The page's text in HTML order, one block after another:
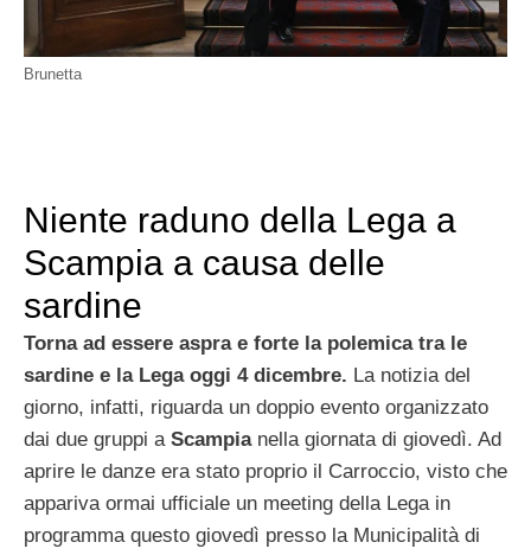
Brunetta
Niente raduno della Lega a
Scampia a causa delle
sardine
Torna ad essere aspra e forte la polemica tra le
sardine e la Lega oggi 4 dicembre. La notizia del
giorno, infatti, riguarda un doppio evento organizzato
dai due gruppi a Scampianella giornata di giovedì. Ad
aprire le danze era stato proprio il Carroccio, visto che
appariva ormai ufficiale un meeting della Lega in
programma questo giovedì presso la Municipalità di